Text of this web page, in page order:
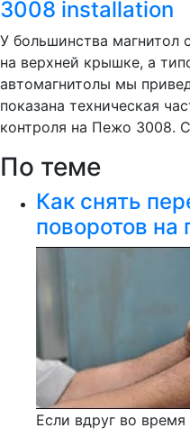
3008 installation
У большинства магнитол
на верхней крышке, а
автомагнитолы мы
показана техническая
контроля на Пежо 3008.
По теме
Как снять
поворотов на
Если вдруг во